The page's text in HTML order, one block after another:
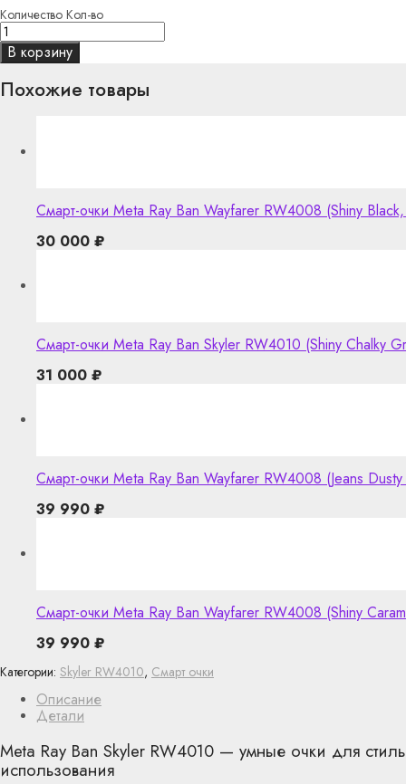
Количество Кол-во
В корзину
Описание
Детали
Meta Ray Ban Skyler RW4010 — умные очки для
использования
Категории: Skyler RW4010, Смарт очки
Похожие товары
Смарт-очки Meta Ray Ban Wayfarer RW4008 (Shiny
30 000 ₽
Смарт-очки Meta Ray Ban Skyler RW4010 (Shiny Chalky
31 000 ₽
Смарт-очки Meta Ray Ban Wayfarer RW4008 (Jeans
39 990 ₽
Смарт-очки Meta Ray Ban Wayfarer RW4008 (Shiny
39 990 ₽